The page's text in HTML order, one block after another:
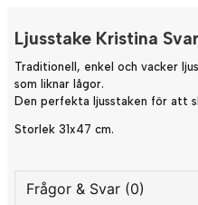
Ljusstake Kristina
Traditionell, enkel och vacker
som liknar lågor.
Den perfekta ljusstaken för att
Storlek 31x47 cm.
Frågor & Svar (0)